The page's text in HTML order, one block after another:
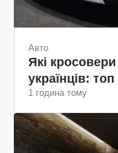
Авто
Які
українців:
1 година тому